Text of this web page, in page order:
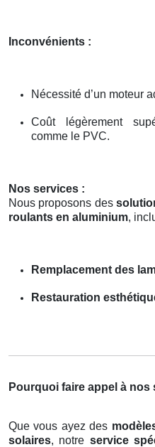
Inconvénients :
Nécessité d’un moteur
Coût légèrement
comme le PVC.
Nos services :
Nous proposons des
roulants en aluminium,
Remplacement des
Restauration
Pourquoi faire appel à nos
Que vous ayez des
solaires, notre service